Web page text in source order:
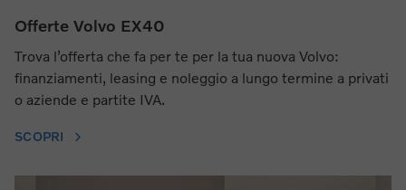
Offerte Volvo EX40
Trova l’offerta che fa per te per la tua nuova Volvo:
finanziamenti, leasing e noleggio a lungo termine a privati
o aziende e partite IVA.
SCOPRI